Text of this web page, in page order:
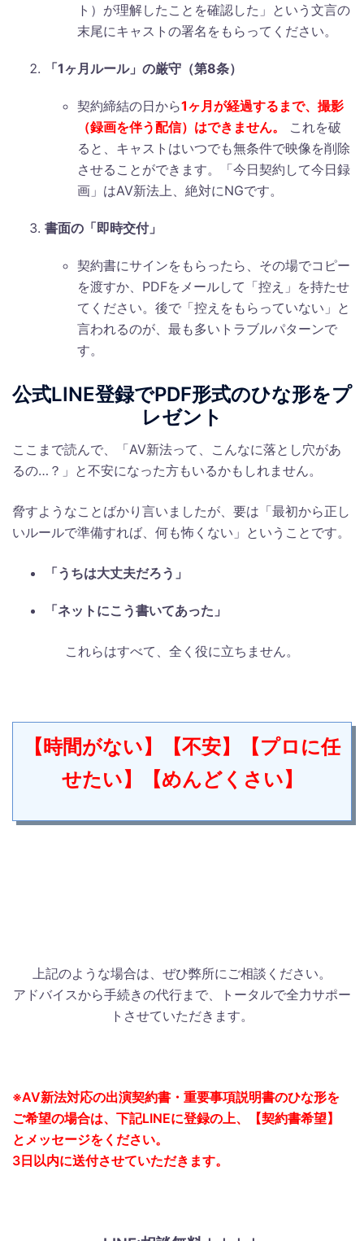
ト）が理解したことを確認した」という文言の
末尾にキャストの署名をもらってください。
「1ヶ月ルール」の厳守（第8条）
契約締結の日から1ヶ月が経過するまで、撮影
（録画を伴う配信）はできません。
これを破
ると、キャストはいつでも無条件で映像を削除
させることができます。「今日契約して今日録
画」はAV新法上、絶対にNGです。
書面の「即時交付」
契約書にサインをもらったら、その場でコピー
を渡すか、PDFをメールして「控え」を持たせ
てください。後で「控えをもらっていない」と
言われるのが、最も多いトラブルパターンで
す。
公式LINE登録でPDF形式のひな形をプ
レゼント
ここまで読んで、「AV新法って、こんなに落とし穴があ
るの…？」と不安になった方もいるかもしれません。
脅すようなことばかり言いましたが、要は「最初から正し
いルールで準備すれば、何も怖くない」ということです。
「うちは大丈夫だろう」
「ネットにこう書いてあった」
これらはすべて、全く役に立ちません。
【時間がない】【不安】【プロに任
せたい】【めんどくさい】
上記のような場合は、ぜひ弊所にご相談ください。
アドバイスから手続きの代行まで、トータルで全力サポー
トさせていただきます。
※AV新法対応の出演契約書・重要事項説明書のひな形を
ご希望の場合は、下記LINEに登録の上、【契約書希望】
とメッセージをください。
3日以内に送付させていただきます。